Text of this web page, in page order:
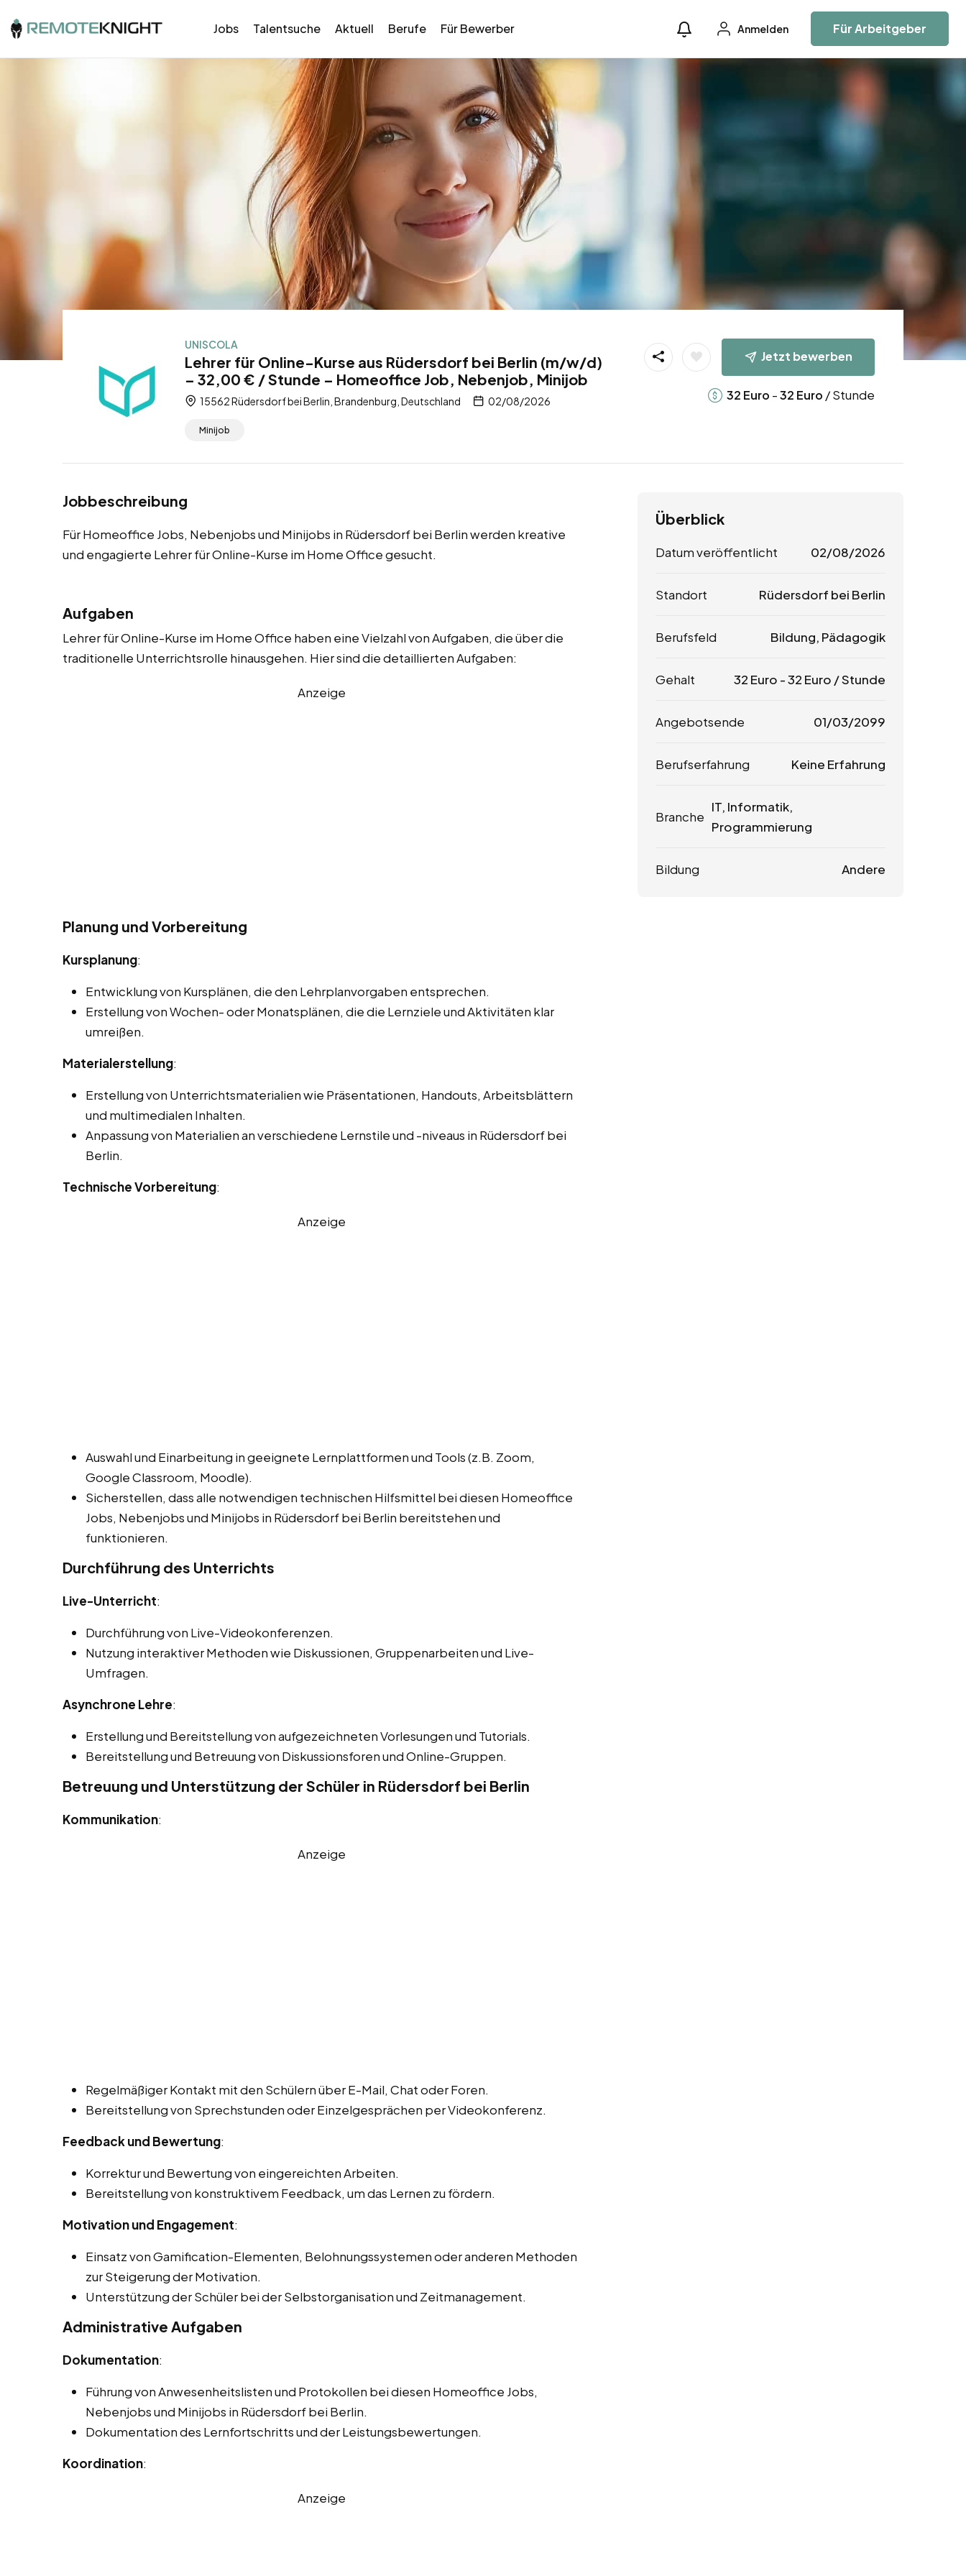
Jobs Talentsuche Aktuell Berufe Für Bewerber Anmelden Für Arbeitgeber
UNISCOLA
Lehrer für Online-Kurse aus Rüdersdorf bei Berlin (m/w/d)
– 32,00 € / Stunde – Homeoffice Job, Nebenjob, Minijob
15562 Rüdersdorf bei Berlin, Brandenburg, Deutschland 02/08/2026
Minijob
Jetzt bewerben
32 Euro -32 Euro / Stunde
Jobbeschreibung
Für Homeoffice Jobs, Nebenjobs und Minijobs in Rüdersdorf bei Berlin werden kreative
und engagierte Lehrer für Online-Kurse im Home Office gesucht.
Aufgaben
Lehrer für Online-Kurse im Home Office haben eine Vielzahl von Aufgaben, die über die
traditionelle Unterrichtsrolle hinausgehen. Hier sind die detaillierten Aufgaben:
Anzeige
Planung und Vorbereitung
Kursplanung:
Entwicklung von Kursplänen, die den Lehrplanvorgaben entsprechen.
Erstellung von Wochen- oder Monatsplänen, die die Lernziele und Aktivitäten klar
umreißen.
Materialerstellung:
Erstellung von Unterrichtsmaterialien wie Präsentationen, Handouts, Arbeitsblättern
und multimedialen Inhalten.
Anpassung von Materialien an verschiedene Lernstile und -niveaus in Rüdersdorf bei
Berlin.
Technische Vorbereitung:
Anzeige
Auswahl und Einarbeitung in geeignete Lernplattformen und Tools (z.B. Zoom,
Google Classroom, Moodle).
Sicherstellen, dass alle notwendigen technischen Hilfsmittel bei diesen Homeoffice
Jobs, Nebenjobs und Minijobs in Rüdersdorf bei Berlin bereitstehen und
funktionieren.
Durchführung des Unterrichts
Live-Unterricht:
Durchführung von Live-Videokonferenzen.
Nutzung interaktiver Methoden wie Diskussionen, Gruppenarbeiten und Live-
Umfragen.
Asynchrone Lehre:
Erstellung und Bereitstellung von aufgezeichneten Vorlesungen und Tutorials.
Bereitstellung und Betreuung von Diskussionsforen und Online-Gruppen.
Betreuung und Unterstützung der Schüler in Rüdersdorf bei Berlin
Kommunikation:
Anzeige
Regelmäßiger Kontakt mit den Schülern über E-Mail, Chat oder Foren.
Bereitstellung von Sprechstunden oder Einzelgesprächen per Videokonferenz.
Feedback und Bewertung:
Korrektur und Bewertung von eingereichten Arbeiten.
Bereitstellung von konstruktivem Feedback, um das Lernen zu fördern.
Motivation und Engagement:
Einsatz von Gamification-Elementen, Belohnungssystemen oder anderen Methoden
zur Steigerung der Motivation.
Unterstützung der Schüler bei der Selbstorganisation und Zeitmanagement.
Administrative Aufgaben
Dokumentation:
Führung von Anwesenheitslisten und Protokollen bei diesen Homeoffice Jobs,
Nebenjobs und Minijobs in Rüdersdorf bei Berlin.
Dokumentation des Lernfortschritts und der Leistungsbewertungen.
Koordination:
Anzeige
Überblick
Datum veröffentlicht 02/08/2026
Standort Rüdersdorf bei Berlin
Berufsfeld Bildung, Pädagogik
Gehalt 32 Euro -32 Euro / Stunde
Angebotsende 01/03/2099
Berufserfahrung Keine Erfahrung
Branche
IT, Informatik,
Programmierung
Bildung Andere